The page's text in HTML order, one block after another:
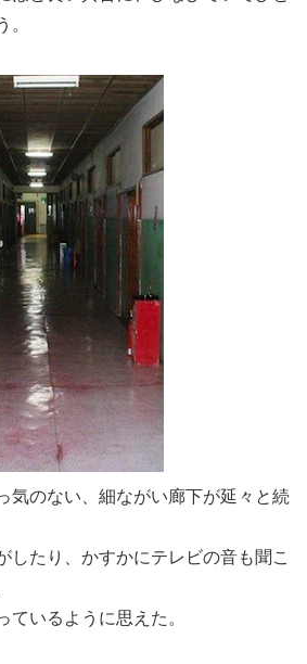
。
気のない、細ながい廊下が延々と続
したり、かすかにテレビの音も聞こ
ているように思えた。